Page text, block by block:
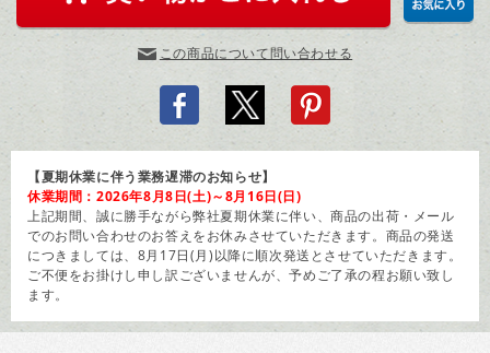
この商品について問い合わせる
【夏期休業に伴う業務遅滞のお知らせ】
休業期間：2026年8月8日(土)～8月16日(日)
上記期間、誠に勝手ながら弊社夏期休業に伴い、商品の出荷・メール
でのお問い合わせのお答えをお休みさせていただきます。商品の発送
につきましては、8月17日(月)以降に順次発送とさせていただきます。
ご不便をお掛けし申し訳ございませんが、予めご了承の程お願い致し
ます。